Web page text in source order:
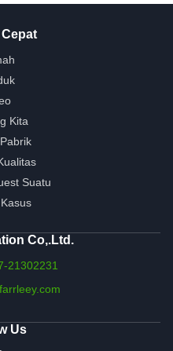
Kita
Suatu
Co,.Ltd.
21302231
Us